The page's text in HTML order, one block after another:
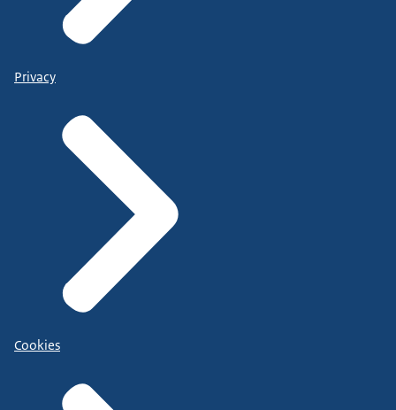
Privacy
Cookies